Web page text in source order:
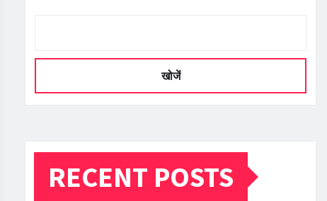
खोजें
RECENT POSTS